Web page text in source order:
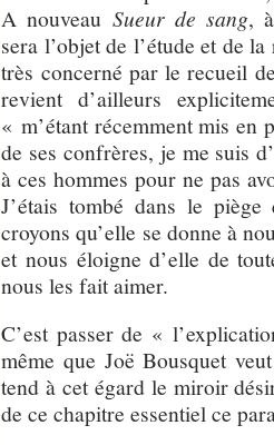
A nouveau Sueur de sang,
sera l’objet de l’étude et de
très concerné par le recueil
revient d’ailleurs
« m’étant récemment mis en
de ses confrères, je me suis
à ces hommes pour ne pas
J’étais tombé dans le
croyons qu’elle se donne à
et nous éloigne d’elle de
nous les fait aimer.
C’est passer de «
même que Joë Bousquet
tend à cet égard le miroir
de ce chapitre essentiel ce